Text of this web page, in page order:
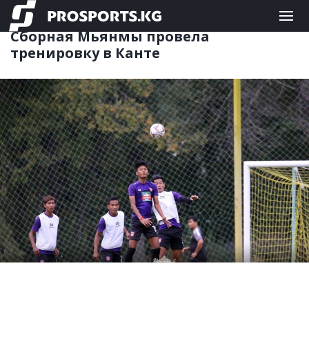
ФУТБОЛ 09.10.2019 08:52
Сборная Мьянмы провела
тренировку в Канте